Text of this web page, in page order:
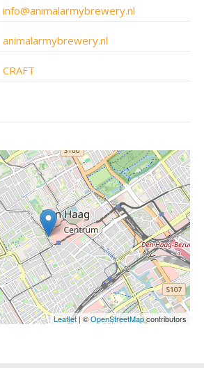
info@animalarmybrewery.nl
animalarmybrewery.nl
CRAFT
Leaflet| ©OpenStreetMapcontributors